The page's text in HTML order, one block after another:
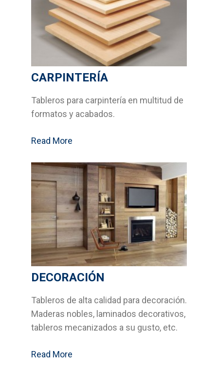
CARPINTERÍA
Tableros para carpintería en multitud de
formatos y acabados.
Read More
DECORACIÓN
Tableros de alta calidad para decoración.
Maderas nobles, laminados decorativos,
tableros mecanizados a su gusto, etc.
Read More